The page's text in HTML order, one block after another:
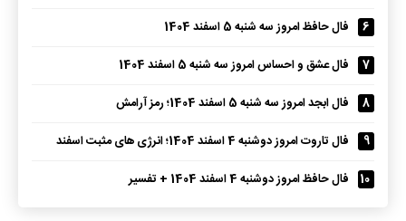
6
فال حافظ امروز سه شنبه 5 اسفند 1404
7
فال عشق و احساس امروز سه شنبه 5 اسفند 1404
8
فال ابجد امروز سه شنبه 5 اسفند 1404؛ رمز آرامش
9
فال تاروت امروز دوشنبه 4 اسفند 1404؛ انرژی های مثبت اسفند
10
فال حافظ امروز دوشنبه 4 اسفند 1404 + تفسیر